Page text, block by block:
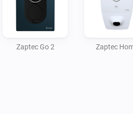
Zaptec Go 2 Zaptec